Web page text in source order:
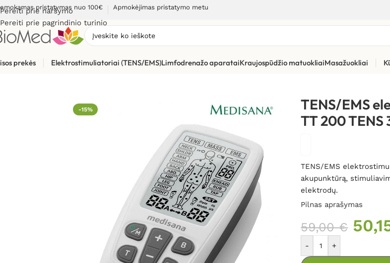
Pereiti prie naršymo
Pereiti prie pagrindinio turinio
pristatymas nuo 100€ Apmokėjimas pristatymo metu
prekės Elektrostimuliatoriai (TENS/EMS)Limfodrenažo aparataiKraujospūdžio matuokliaiMasažuokliai
Elektrostimuliacijai (TENS / EMS)
-15%
TENS/EMS
TT 200 TENS
TENS/EMS
akupunktūrą,
elektrodų.
Pilnas aprašymas
59,00€
- +